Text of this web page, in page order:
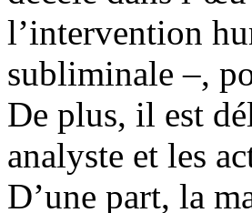
l’intervention
subliminale –,
De plus, il est
analyste et les
D’une part, la